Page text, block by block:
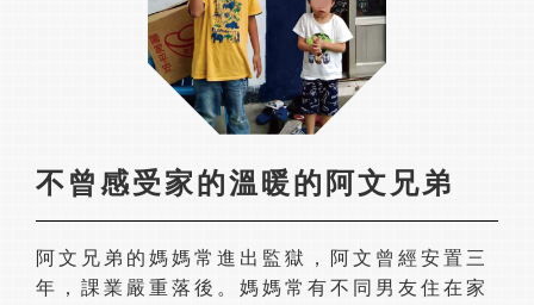
不曾感受家的溫暖的阿文兄弟
阿文兄弟的媽媽常進出監獄，阿文曾經安置三
年，課業嚴重落後。媽媽常有不同男友住在家